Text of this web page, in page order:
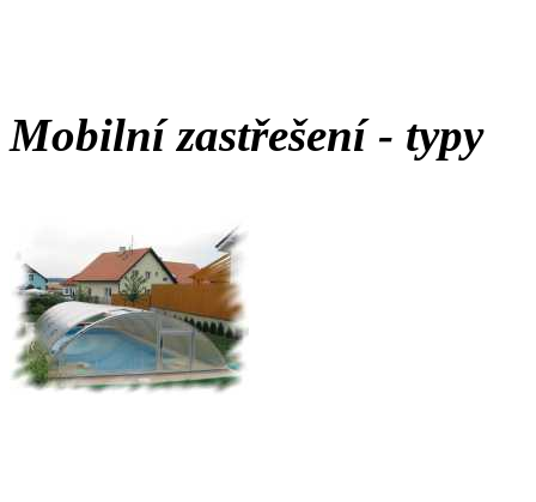
Mobilní zastřešení - typy